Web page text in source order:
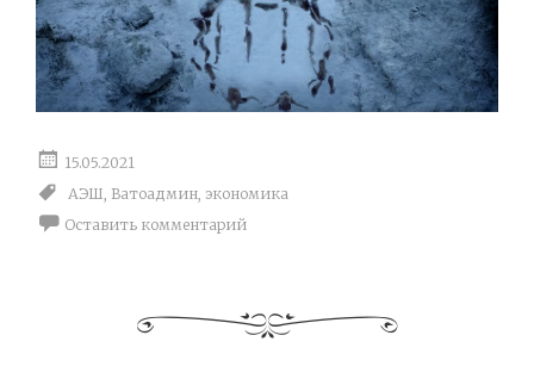
15.05.2021
АЭШ, Ватоадмин, экономика
Оставить комментарий